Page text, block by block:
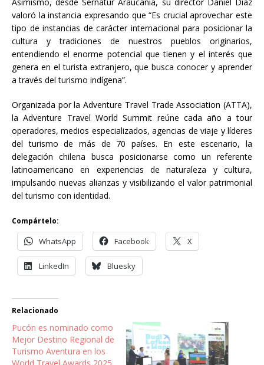
valoró la instancia expresando que “Es crucial aprovechar este
tipo de instancias de carácter internacional para posicionar la
cultura y tradiciones de nuestros pueblos originarios,
entendiendo el enorme potencial que tienen y el interés que
genera en el turista extranjero, que busca conocer y aprender
a través del turismo indígena”.
Organizada por la Adventure Travel Trade Association (ATTA),
la Adventure Travel World Summit reúne cada año a tour
operadores, medios especializados, agencias de viaje y líderes
del turismo de más de 70 países. En este escenario, la
delegación chilena busca posicionarse como un referente
latinoamericano en experiencias de naturaleza y cultura,
impulsando nuevas alianzas y visibilizando el valor patrimonial
del turismo con identidad.
Compártelo:
WhatsApp Facebook X
LinkedIn Bluesky
Relacionado
Pucón es nominado como
Mejor Destino Regional de
Turismo Aventura en los